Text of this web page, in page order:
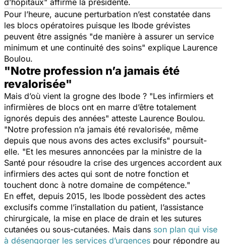
Pour l’heure, aucune perturbation n’est constatée dans
les blocs opératoires puisque les Ibode grévistes
peuvent être assignés "de manière à assurer un service
minimum et une continuité des soins" explique Laurence
Boulou.
"Notre profession n’a jamais été
revalorisée"
Mais d’où vient la grogne des Ibode ? "Les infirmiers et
infirmières de blocs ont en marre d’être totalement
ignorés depuis des années" atteste Laurence Boulou.
"Notre profession n’a jamais été revalorisée, même
depuis que nous avons des actes exclusifs" poursuit-
elle. "Et les mesures annoncées par la ministre de la
Santé pour résoudre la crise des urgences accordent aux
infirmiers des actes qui sont de notre fonction et
touchent donc à notre domaine de compétence."
En effet, depuis 2015, les Ibode possèdent des actes
exclusifs comme l’installation du patient, l’assistance
chirurgicale, la mise en place de drain et les sutures
cutanées ou sous-cutanées. Mais dans son plan qui vise
à désengorger les services d’urgences pour répondre au